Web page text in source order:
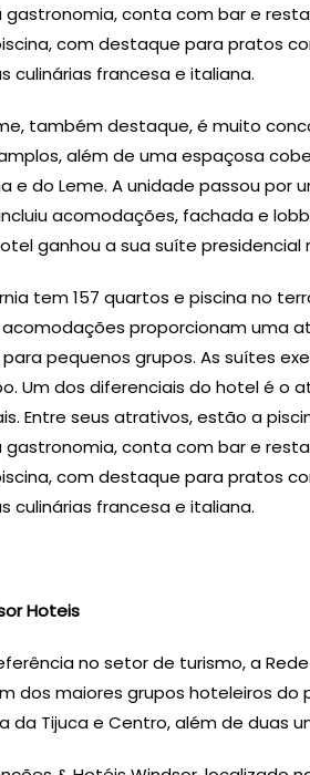
gastronomia, conta com bar e
com destaque para pratos
culinárias francesa e italiana.
também destaque, é muito
além de uma espaçosa
e do Leme. A unidade passou por
acomodações, fachada e
ganhou a sua suíte
tem 157 quartos e piscina no
proporcionam uma
pequenos grupos. As suítes
Um dos diferenciais do hotel é o
Entre seus atrativos, estão a
gastronomia, conta com bar e
com destaque para pratos
culinárias francesa e italiana.
Hoteis
no setor de turismo, a
dos maiores grupos hoteleiros do
da Tijuca e Centro, além de duas